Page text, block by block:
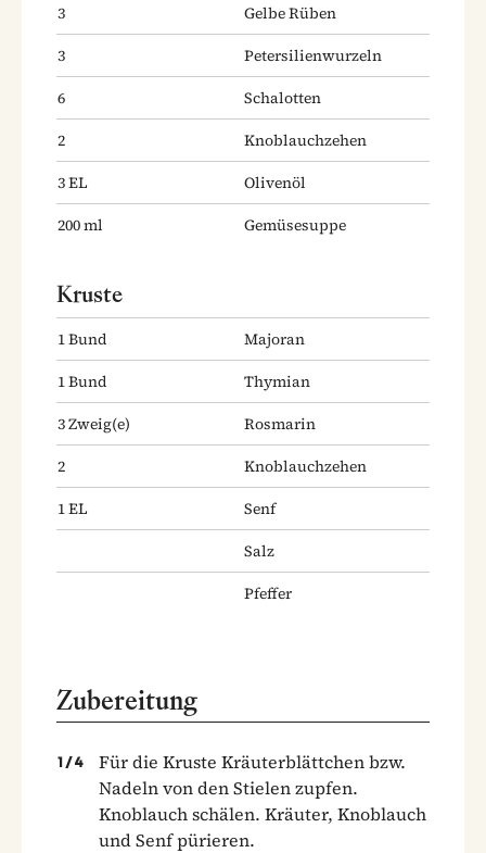
3
Gelbe Rüben
3
Petersilienwurzeln
6
Schalotten
2
Knoblauchzehen
3EL
Olivenöl
200ml Gemüsesuppe
Kruste
1Bund
Majoran
1Bund
Thymian
3Zweig(e)
Rosmarin
2
Knoblauchzehen
1EL
Senf
Salz
Pfeffer
Zubereitung
1 /4
Für die Kruste Kräuterblättchen bzw.
Nadeln von den Stielen zupfen.
Knoblauch schälen. Kräuter, Knoblauch
und Senf pürieren.